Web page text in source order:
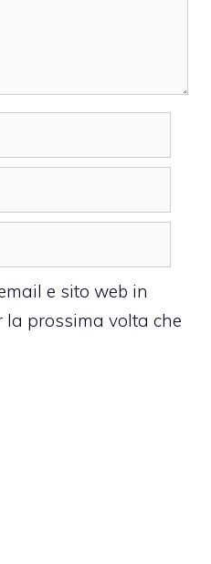
e sito web in
la prossima volta che